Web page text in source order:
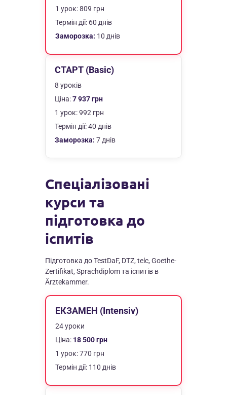
1 урок: 809 грн
Термін дії: 60 днів
Заморозка: 10 днів
СТАРТ (Basic)
8 уроків
Ціна:7 937 грн
1 урок: 992 грн
Термін дії: 40 днів
Заморозка: 7 днів
Спеціалізовані
курси та
підготовка до
іспитів
Підготовка до TestDaF, DTZ, telc, Goethe-
Zertifikat, Sprachdiplom та іспитів в
Ärztekammer.
ЕКЗАМЕН (Intensiv)
24 уроки
Ціна: 18 500 грн
1 урок: 770 грн
Термін дії: 110 днів